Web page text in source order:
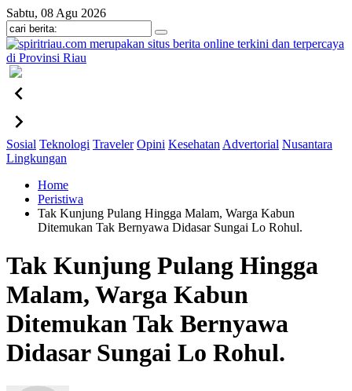
Sabtu, 08 Agu 2026
Sosial Teknologi Traveler Opini Kesehatan Advertorial Nusantara
Lingkungan
Home
Peristiwa
Tak Kunjung Pulang Hingga Malam, Warga Kabun
Ditemukan Tak Bernyawa Didasar Sungai Lo Rohul.
Tak Kunjung Pulang Hingga
Malam, Warga Kabun
Ditemukan Tak Bernyawa
Didasar Sungai Lo Rohul.